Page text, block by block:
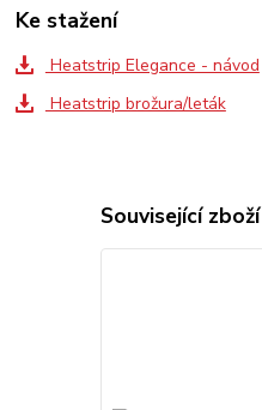
Ke stažení
Heatstrip Elegance - návod
Heatstrip brožura/leták
Související zboží